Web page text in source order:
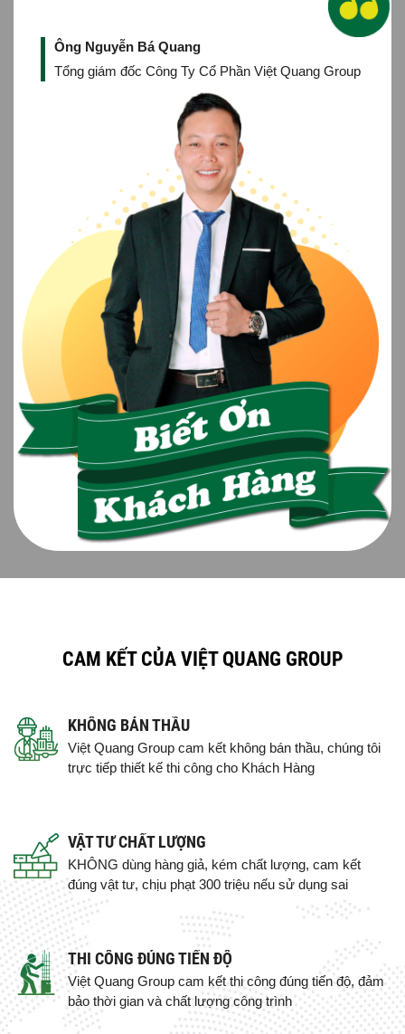
Ông Nguyễn Bá Quang
Tổng giám đốc Công Ty Cổ Phần Việt Quang Group
CAM KẾT CỦA VIỆT QUANG GROUP
KHÔNG BÁN THẦU
Việt Quang Group cam kết không bán thầu, chúng tôi
trực tiếp thiết kế thi công cho Khách Hàng
VẬT TƯ CHẤT LƯỢNG
KHÔNG dùng hàng giả, kém chất lượng, cam kết
đúng vật tư, chịu phạt 300 triệu nếu sử dụng sai
THI CÔNG ĐÚNG TIẾN ĐỘ
Việt Quang Group cam kết thi công đúng tiến độ, đảm
bảo thời gian và chất lượng công trình